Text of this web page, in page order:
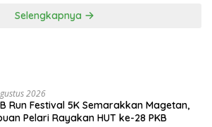
Selengkapnya
2026
Run Festival 5K Semarakkan Magetan,
Pelari Rayakan HUT ke-28 PKB